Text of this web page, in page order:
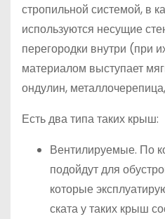
стропильной системой, в
используются несущие
перегородки внутри (при
материалом выступает
ондулин,
Есть два типа таких крыш:
Вентилируемые. По
подойдут для
которые
ската у таких крыш